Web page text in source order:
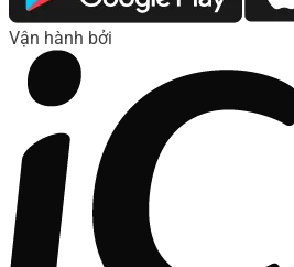
Vận hành bởi